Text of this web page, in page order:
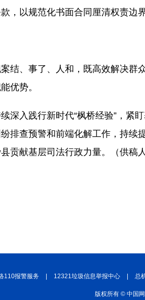
，以规范化书面合同厘清权责边界
结、事了、人和，既高效解决
优势。
深入践行新时代“枫桥经验”，
排查预警和前端化解工作，持
贡献基层司法行政力量。（供稿
110报警服务 12321垃圾信息举报中心 总
版权所有 © 中国